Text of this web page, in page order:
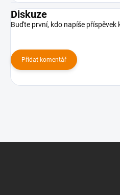
Diskuze
Buďte první, kdo napíše příspěvek
Přidat komentář